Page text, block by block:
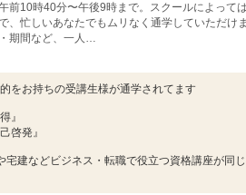
前10時40分〜午後9時まで。スクールによって
、忙しいあなたでもムリなく通学していただけ
期間など、一人…
をお持ちの受講生様が通学されてます
』
啓発』
宅建などビジネス・転職で役立つ資格講座が同